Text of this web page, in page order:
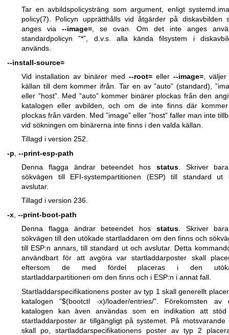
Tar en avbildspolicysträng som argument, enligt
policy(7) . Policyn upprätthålls vid åtgärder på diskavbilden
anges via --image= , se ovan. Om det inte anges
standardpolicyn ”*”, d.v.s. alla kända filsystem i
används.
--install-source=
Vid installation av binärer med --root= eller --image= ,
källan till dem kommer ifrån. Tar en av ”auto” (standard),
eller ”host”. Med ”auto” kommer binärer plockas från den
katalogen eller avbilden, och om de inte finns där
plockas från värden. Med ”image” eller ”host” faller man inte
vid sökningen om binärerna inte finns i den valda källan.
Tillagd i version 252.
-p --print-esp-path
Denna flagga ändrar beteendet hos status. Skriver
sökvägen till EFI-systempartitionen (ESP) till standard ut
avslutar.
Tillagd i version 236.
-x --print-boot-path
Denna flagga ändrar beteendet hos status. Skriver
sökvägen till den utökade startladdaren om den finns och
till ESP:n annars, till standard ut och avslutar. Detta
användbart för att avgöra var startladdarposter skall
eftersom de med fördel placeras i den
startladdarpartitionen om den finns och i ESP:n i annat fall.
Startladdarspecifikationens poster av typ 1 skall generellt
katalogen ”$(bootctl -x)/loader/entries/”. Förekomsten av
katalogen kan även användas som en indikation att
startladdarposter är tillgängligt på systemet. På motsvarande
skall po, startladdarspecifikationens poster av typ 2